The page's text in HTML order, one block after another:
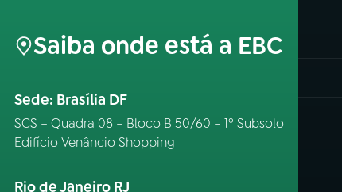
Saiba onde está a EBC
Sede: Brasília DF
SCS – Quadra 08 – Bloco B 50/60 – 1º Subsolo
Edifício Venâncio Shopping
Rio de Janeiro RJ